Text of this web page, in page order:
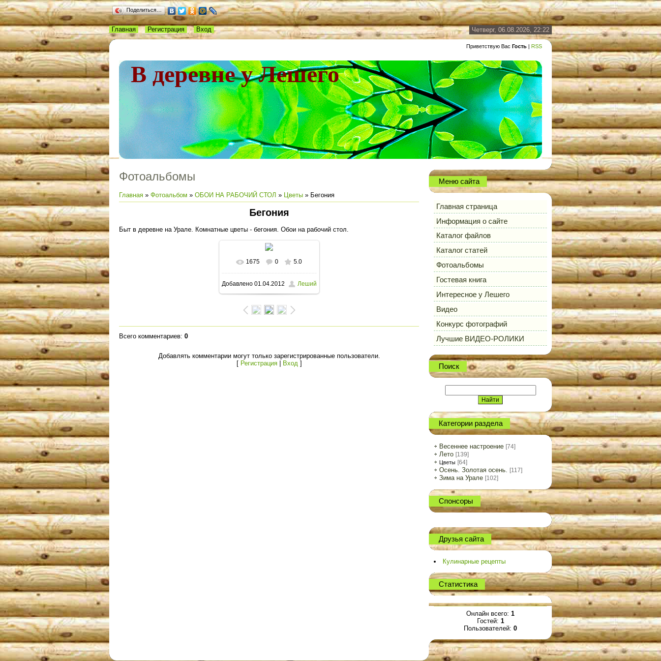
Поделиться…
Четверг, 06.08.2026, 22:22
Приветствую Вас Гость | RSS
В деревне у Лешего
Главная Регистрация Вход
Фотоальбомы
Главная » Фотоальбом » ОБОИ НА РАБОЧИЙ СТОЛ » Цветы » Бегония
Бегония
Быт в деревне на Урале. Комнатные цветы - бегония. Обои на рабочий стол.
В реальном размере
1600x1200/ 154.3Kb
1675 0 5.0
Добавлено01.04.2012 Леший
Всего комментариев: 0
Добавлять комментарии могут только зарегистрированные пользователи.
[ Регистрация| Вход ]
Меню сайта
Главная страница
Информация о сайте
Каталог файлов
Каталог статей
Фотоальбомы
Гостевая книга
Интересное у Лешего
Видео
Конкурс фотографий
Лучшие ВИДЕО-РОЛИКИ
Поиск
Категории раздела
Весеннее настроение [74]
Лето [139]
Цветы [64]
Осень. Золотая осень. [117]
Зима на Урале [102]
Спонсоры
Друзья сайта
Кулинарные рецепты
Статистика
Онлайн всего: 1
Гостей: 1
Пользователей: 0